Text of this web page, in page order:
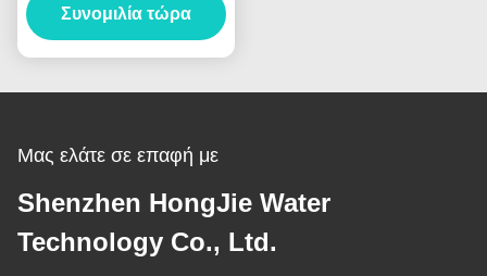
άνθρακα για σύστημα
φίλτρου νερού
Συνομιλία τώρα
Μας ελάτε σε επαφή με
Shenzhen HongJie Water
Technology Co., Ltd.